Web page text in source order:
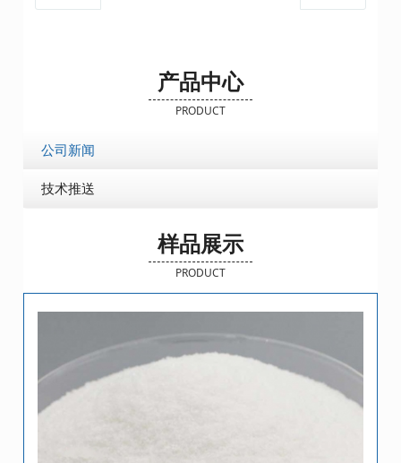
产品中心
PRODUCT
公司新闻
技术推送
样品展示
PRODUCT